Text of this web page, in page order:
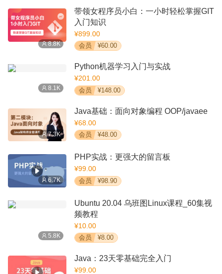
8.8K
带领女程序员小白：一小时轻松掌握GIT
入门知识
¥899.00
会员 ¥60.00
8.1K
Python机器学习入门与实战
¥201.00
会员 ¥148.00
7.3K
Java基础：面向对象编程 OOP/javaee
¥68.00
会员 ¥48.00
6.7K
PHP实战：更强大的留言板
¥99.00
会员 ¥98.90
5.8K
Ubuntu 20.04 乌班图Linux课程_60集视
频教程
¥10.00
会员 ¥8.00
Java：23天零基础完全入门
¥99.00